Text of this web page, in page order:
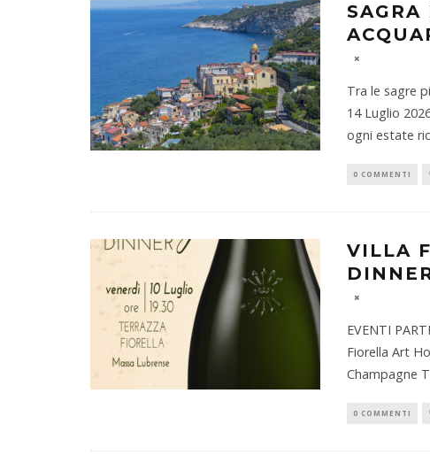
Tra le sagre
14 Luglio
ogni estate
0 COMMENTI
VILLA
EVENTI
Fiorella Art
Champagne
0 COMMENTI